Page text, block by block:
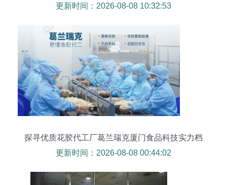
更新时间：2026-08-08 10:32:53
探寻优质花胶代工厂葛兰瑞克厦门食品科技实力档
案
更新时间：2026-08-08 00:44:02